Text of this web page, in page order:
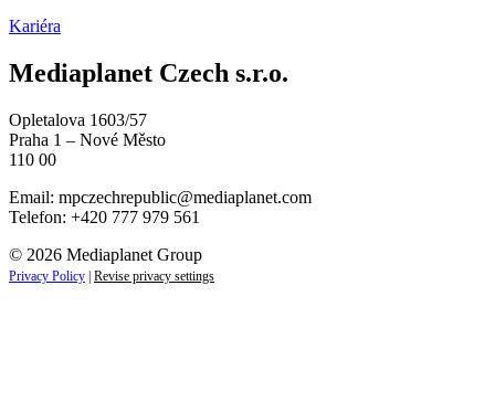
Kariéra
Mediaplanet Czech s.r.o.
Opletalova 1603/57
Praha 1 – Nové Město
110 00
Email: mpczechrepublic@mediaplanet.com
Telefon: +420 777 979 561
© 2026 Mediaplanet Group
Privacy Policy | Revise privacy settings